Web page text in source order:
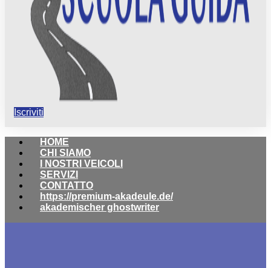
Iscriviti
HOME
CHI SIAMO
I NOSTRI VEICOLI
SERVIZI
CONTATTO
https://premium-akadeule.de/
akademischer ghostwriter